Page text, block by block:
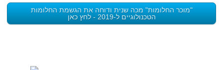
"מוכר החלומות" מכה שנית ודוחה את הגשמת החלומות
הטכנולוגיים ל-2019 - לחץ כאן